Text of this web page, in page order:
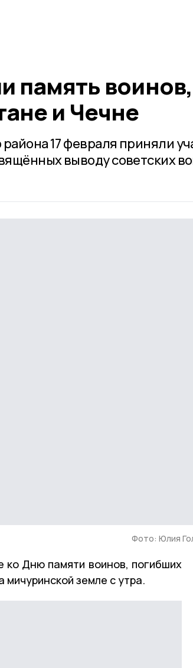
память воинов,
и Чечне
17 февраля приняли
выводу советских
Фото: Юлия
ко Дню памяти воинов, погибших
земле с утра.